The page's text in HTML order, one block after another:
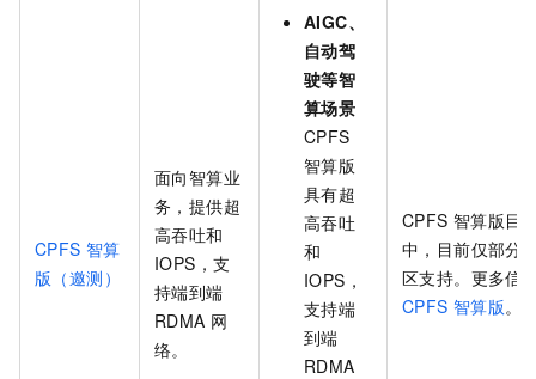
CPFS 智算
版（邀测）
面向智算业
务，提供超
高吞吐和
IOPS，支
持端到端
RDMA 网
络。
AIGC、
自动驾
驶等智
算场景
CPFS
智算版
具有超
高吞吐
和
IOPS，
支持端
到端
RDMA
CPFS 智算版目
中，目前仅部分
区支持。更多信
CPFS 智算版。